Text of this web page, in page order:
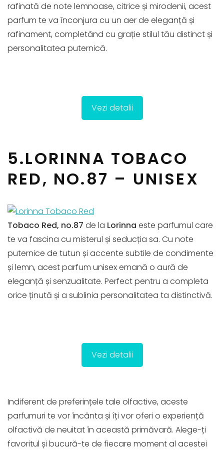
rafinată de note lemnoase, citrice și mirodenii, acest
parfum te va înconjura cu un aer de eleganță și
rafinament, completând cu grație stilul tău distinct și
personalitatea puternică.
Vezi detalii
5.LORINNA TOBACO
RED, NO.87 – UNISEX
Tobaco Red, no.87 de la Lorinna este parfumul care
te va fascina cu misterul și seducția sa. Cu note
puternice de tutun și accente subtile de condimente
și lemn, acest parfum unisex emană o aură de
eleganță și senzualitate. Perfect pentru a completa
orice ținută și a sublinia personalitatea ta distinctivă.
Vezi detalii
Indiferent de preferințele tale olfactive, aceste
parfumuri te vor încânta și îți vor oferi o experiență
olfactivă de neuitat în această primăvară. Alege-ți
favoritul și bucură-te de fiecare moment al acestei